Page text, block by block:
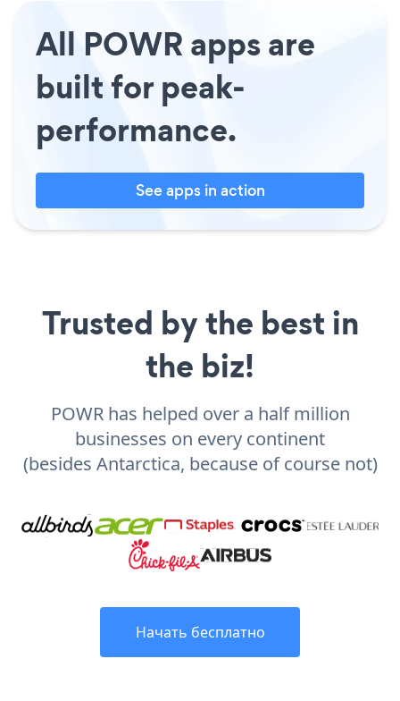
All POWR apps are
built for peak-
performance.
See apps in action
Trusted by the best in
the biz!
POWR has helped over a half million
businesses on every continent
(besides Antarctica, because of course not)
Начать бесплатно